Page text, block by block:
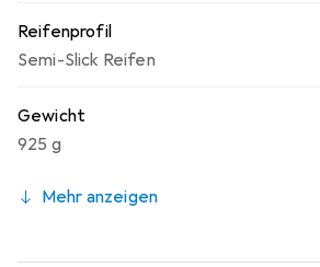
Reifenprofil
Semi-Slick Reifen
Gewicht
925 g
Mehr anzeigen